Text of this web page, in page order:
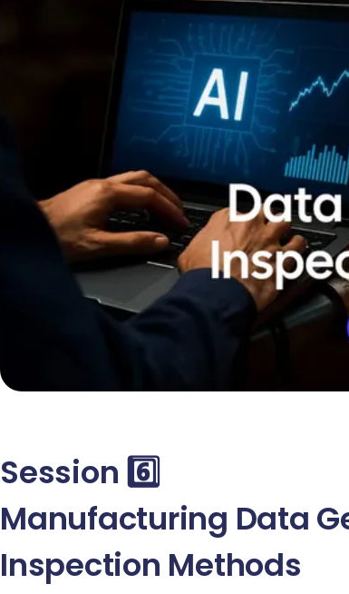
Session 6️⃣
Manufacturing Data
Inspection Methods